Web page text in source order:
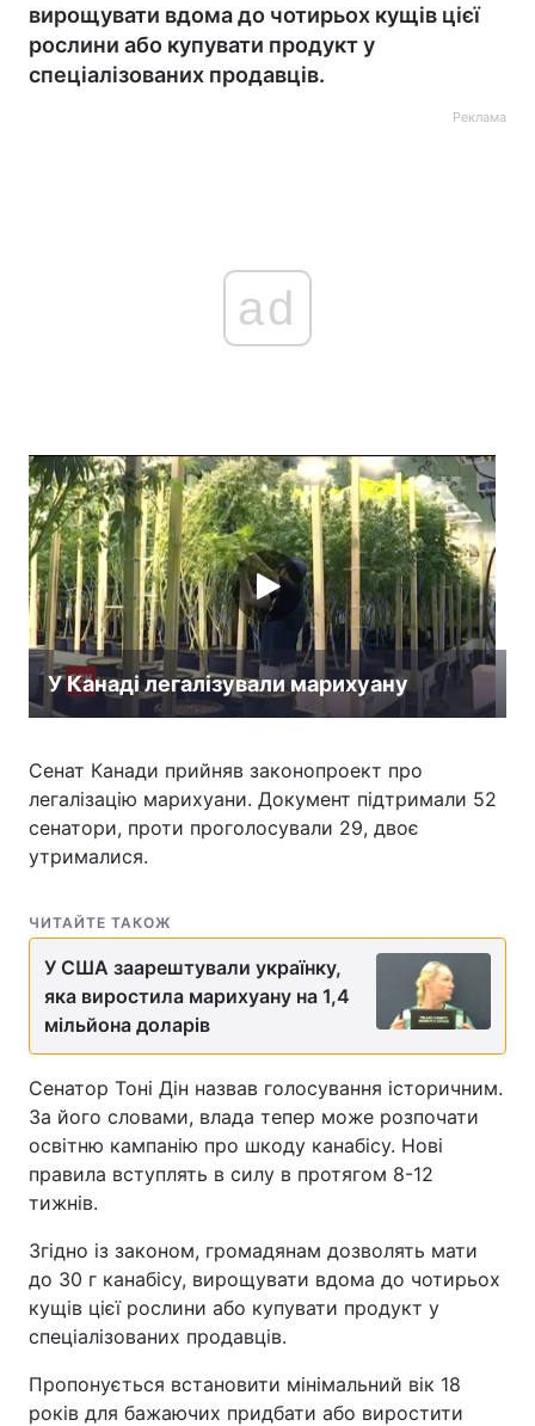
Економіка Світ
Спорт Наука
Техно і зв'язок Лайт
Зброя Інциденти
Здоров'я Туризм
Цікавинки Погода
Регіони
Лонгріди
Відео з Youtube Статті
Інтерв'ю Думки
Контакти
Послуги
Тема оформлення
вирощувати вдома до чотирьох кущів цієї
рослини або купувати продукт у
спеціалізованих продавців.
Реклама
ad
У Канаді легалізували марихуану
Сенат Канади прийняв законопроект про
легалізацію марихуани. Документ підтримали 52
сенатори, проти проголосували 29, двоє
утрималися.
ЧИТАЙТЕ ТАКОЖ
У США заарештували українку,
яка виростила марихуану на 1,4
мільйона доларів
Сенатор Тоні Дін назвав голосування історичним.
За його словами, влада тепер може розпочати
освітню кампанію про шкоду канабісу. Нові
правила вступлять в силу в протягом 8-12
тижнів.
Згідно із законом, громадянам дозволять мати
до 30 г канабісу, вирощувати вдома до чотирьох
кущів цієї рослини або купувати продукт у
спеціалізованих продавців.
Пропонується встановити мінімальний вік 18
років для бажаючих придбати або виростити